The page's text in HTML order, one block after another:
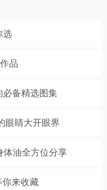
选
品
必备精选图集
眼睛大开眼界
体油全方位分享
你来收藏